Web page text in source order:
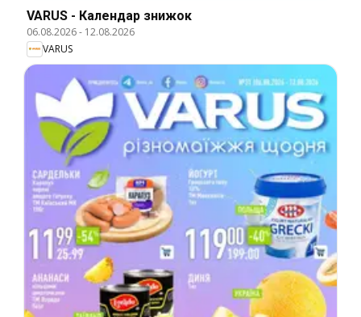
VARUS - Календар знижок
06.08.2026- 12.08.2026
VARUS